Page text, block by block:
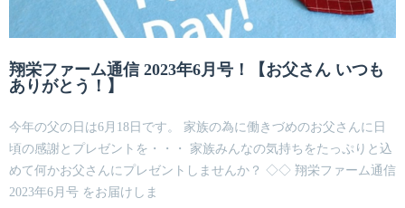
翔栄ファーム通信 2023年6月号！【お父さん いつも
ありがとう！】
今年の父の日は6月18日です。 家族の為に働きづめのお父さんに日
頃の感謝とプレゼントを・・・ 家族みんなの気持ちをたっぷりと込
めて何かお父さんにプレゼントしませんか？ ◇◇ 翔栄ファーム通信
2023年6月号 をお届けしま